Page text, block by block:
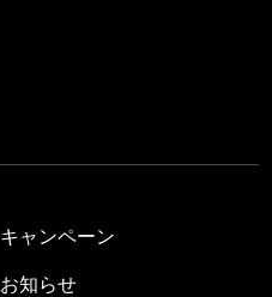
キャンペーン
お知らせ